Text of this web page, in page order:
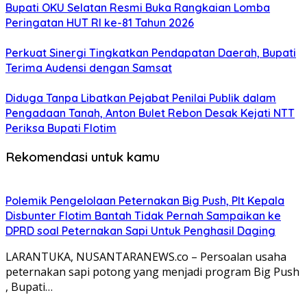
Bupati OKU Selatan Resmi Buka Rangkaian Lomba
Peringatan HUT RI ke-81 Tahun 2026
Perkuat Sinergi Tingkatkan Pendapatan Daerah, Bupati
Terima Audensi dengan Samsat
Diduga Tanpa Libatkan Pejabat Penilai Publik dalam
Pengadaan Tanah, Anton Bulet Rebon Desak Kejati NTT
Periksa Bupati Flotim
Rekomendasi untuk kamu
Polemik Pengelolaan Peternakan Big Push, Plt Kepala
Disbunter Flotim Bantah Tidak Pernah Sampaikan ke
DPRD soal Peternakan Sapi Untuk Penghasil Daging
LARANTUKA, NUSANTARANEWS.co – Persoalan usaha
peternakan sapi potong yang menjadi program Big Push
, Bupati…